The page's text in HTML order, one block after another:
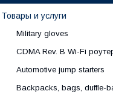
Товары и услуги
Military gloves
CDMA Rev. B Wi-Fi
Automotive jump starters
Backpacks, bags, duffle-